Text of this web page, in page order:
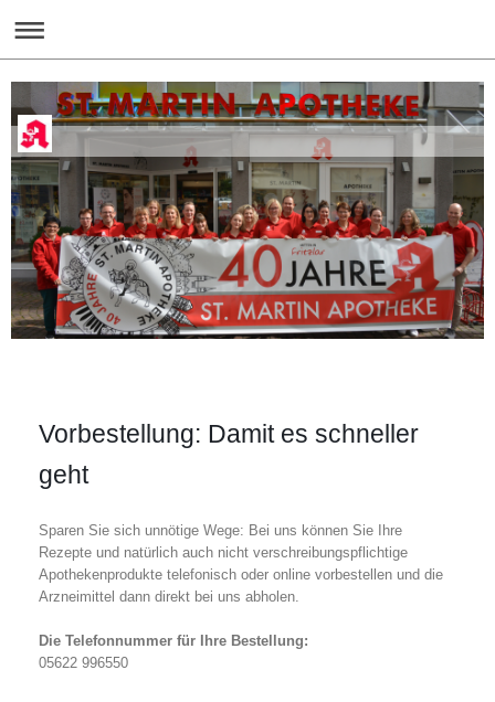
Vorbestellung: Damit es schneller
geht
Sparen Sie sich unnötige Wege: Bei uns können Sie Ihre
Rezepte und natürlich auch nicht verschreibungspflichtige
Apothekenprodukte telefonisch oder online vorbestellen und die
Arzneimittel dann direkt bei uns abholen.
Die Telefonnummer für Ihre Bestellung:
05622 996550